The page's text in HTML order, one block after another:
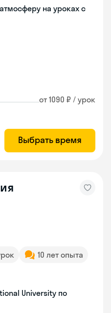
на уроках с
от 1090 ₽ / урок
Выбрать время
10 лет опыта
University по